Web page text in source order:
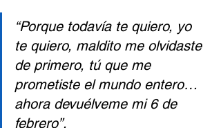
“Porque todavía te quiero, yo
te quiero, maldito me olvidaste
de primero, tú que me
prometiste el mundo entero…
ahora devuélveme mi 6 de
febrero”.